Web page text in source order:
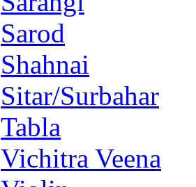
Sarod
Shahnai
Sitar/Surbahar
Tabla
Vichitra Veena